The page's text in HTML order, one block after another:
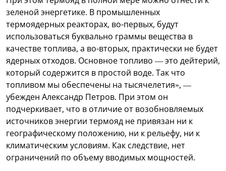
зеленой энергетике. В промышленных
термоядерных реакторах, во-первых, будут
использоваться буквально граммы вещества в
качестве топлива, а во-вторых, практически не будет
ядерных отходов. Основное топливо — это дейтерий,
который содержится в простой воде. Так что
топливом мы обеспечены на тысячелетия», —
убежден Александр Петров. При этом он
подчеркивает, что в отличие от возобновляемых
источников энергии термояд не привязан ни к
географическому положению, ни к рельефу, ни к
климатическим условиям. Как следствие, нет
ограничений по объему вводимых мощностей.